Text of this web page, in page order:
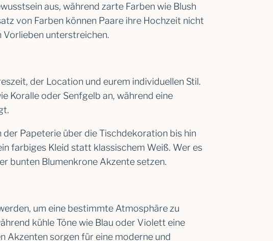
aus, während zarte Farben wie Blush
von Farben können Paare ihre Hochzeit nicht
Vorlieben unterstreichen.
der Location und eurem individuellen Stil.
Koralle oder Senfgelb an, während eine
Papeterie über die Tischdekoration bis hin
farbiges Kleid statt klassischem Weiß. Wer es
bunten Blumenkrone Akzente setzen.
um eine bestimmte Atmosphäre zu
kühle Töne wie Blau oder Violett eine
Akzenten sorgen für eine moderne und